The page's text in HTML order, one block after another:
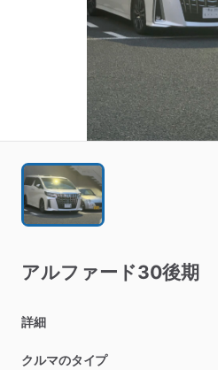
アルファード30後期
詳細
クルマのタイプ